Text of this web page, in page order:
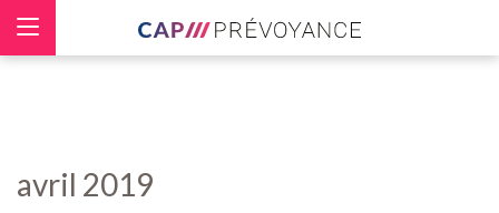
avril 2019
Panneau de gestion des cookies